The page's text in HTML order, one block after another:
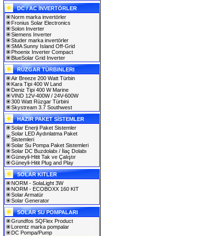
DC / AC İNVERTÖRLER
Norm marka invertörler
Fronius Solar Electronics
Solon Inverter
Siemens Inverter
Studer marka invertörler
SMA Sunny Island Off-Grid
Phoenix Inverter Compact
BlueSolar Grid Inverter
RÜZGAR TÜRBINLERI
Air Breeze 200 Watt Türbin
Kara Tipi 400 W Land
Deniz Tipi 400 W Marine
VIND 12V-400W / 24V-600W
300 Watt Rüzgar Türbini
Skystream 3.7 Southwest
HAZIR PAKET SİSTEMLER
Solar Enerji Paket Sistemler
Solar LED Aydınlatma Paket
Sistemleri
Solar Su Pompa Paket Sistemleri
Solar DC Buzdolabı / İlaç Dolabı
Güneyli-Hitit Tak ve Çalıştır
Güneyli-Hitit Plug and Play
SOLAR KITLER
NORM - SolaLight 3W
NORM - ECOBOXX 160 KIT
Solar Armatür
Solar Generator
SOLAR SU POMPALARI
Grundfos SQFlex Product
Lorentz marka pompalar
DC Pompa/Pump